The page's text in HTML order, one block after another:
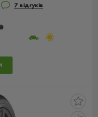
7 відгуків